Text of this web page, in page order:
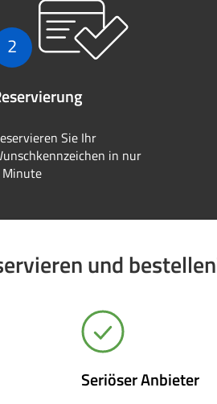
2
Sie Ihr
in nur
Minute
und
Seriöser Anbieter